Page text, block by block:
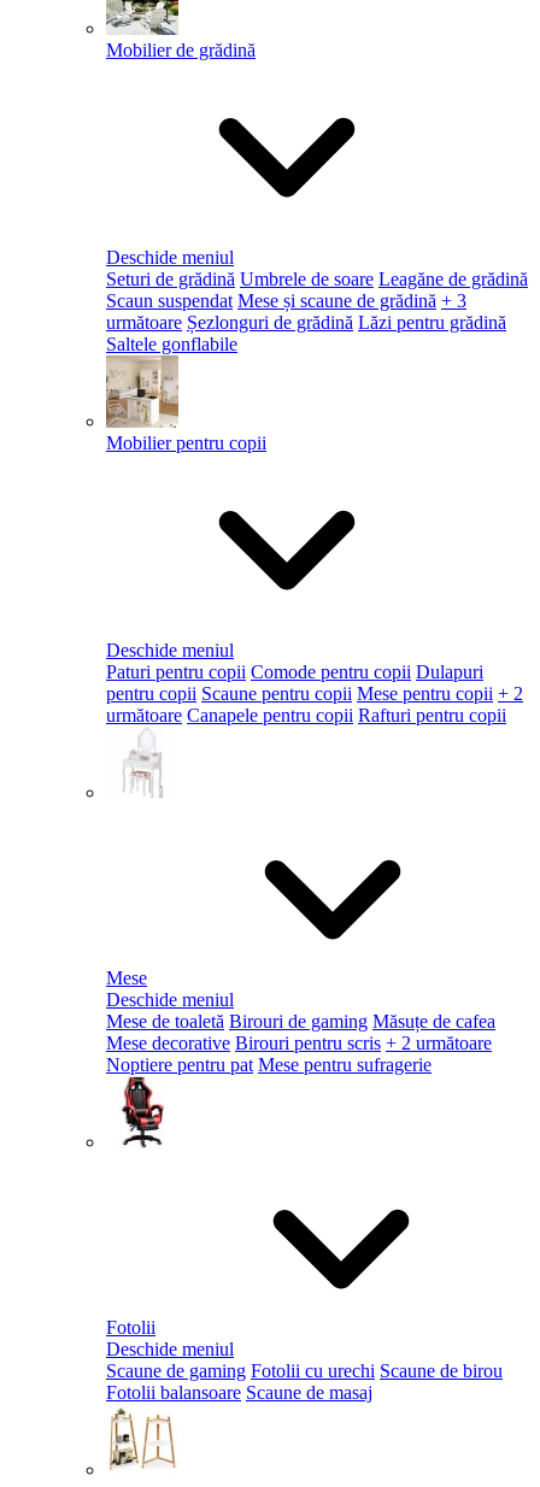
Mobilier de grădină
Deschide meniul
Seturi de grădină Umbrele de soare Leagăne de grădină
Scaun suspendat Mese și scaune de grădină + 3
următoare Șezlonguri de grădină Lăzi pentru grădină
Saltele gonflabile
Mobilier pentru copii
Deschide meniul
Paturi pentru copii Comode pentru copii Dulapuri
pentru copii Scaune pentru copii Mese pentru copii + 2
următoare Canapele pentru copii Rafturi pentru copii
Mese
Deschide meniul
Mese de toaletă Birouri de gaming Măsuțe de cafea
Mese decorative Birouri pentru scris + 2 următoare
Noptiere pentru pat Mese pentru sufragerie
Fotolii
Deschide meniul
Scaune de gaming Fotolii cu urechi Scaune de birou
Fotolii balansoare Scaune de masaj